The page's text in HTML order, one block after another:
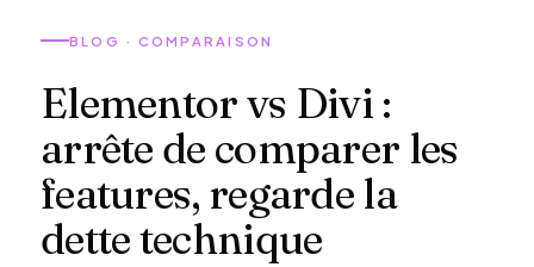
BLOG · COMPARAISON
Elementor vs Divi :
arrête de comparer les
features, regarde la
dette technique